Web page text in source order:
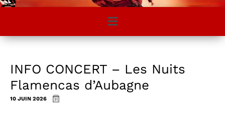
INFO CONCERT – Les Nuits
Flamencas d’Aubagne
10 JUIN 2026